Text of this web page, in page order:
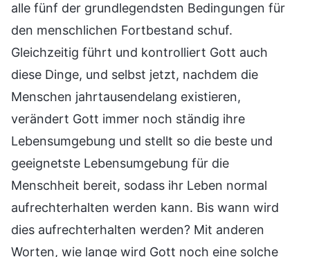
alle fünf der grundlegendsten Bedingungen für
den menschlichen Fortbestand schuf.
Gleichzeitig führt und kontrolliert Gott auch
diese Dinge, und selbst jetzt, nachdem die
Menschen jahrtausendelang existieren,
verändert Gott immer noch ständig ihre
Lebensumgebung und stellt so die beste und
geeignetste Lebensumgebung für die
Menschheit bereit, sodass ihr Leben normal
aufrechterhalten werden kann. Bis wann wird
dies aufrechterhalten werden? Mit anderen
Worten, wie lange wird Gott noch eine solche